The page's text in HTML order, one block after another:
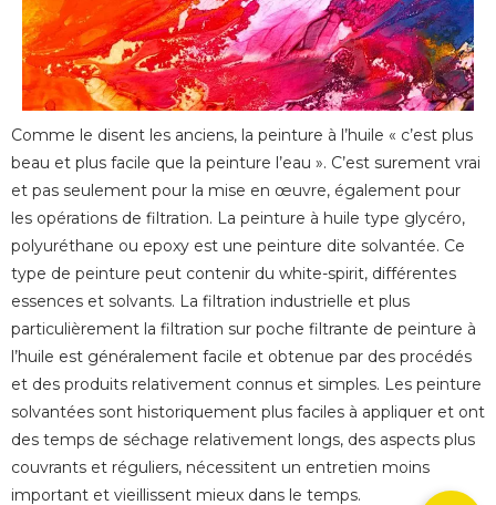
Comme le disent les anciens, la peinture à l’huile « c’est plus
beau et plus facile que la peinture l’eau ». C’est surement vrai
et pas seulement pour la mise en œuvre, également pour
les opérations de filtration. La peinture à huile type glycéro,
polyuréthane ou epoxy est une peinture dite solvantée. Ce
type de peinture peut contenir du white-spirit, différentes
essences et solvants. La filtration industrielle et plus
particulièrement la filtration sur poche filtrante de peinture à
l’huile est généralement facile et obtenue par des procédés
et des produits relativement connus et simples. Les peinture
solvantées sont historiquement plus faciles à appliquer et ont
des temps de séchage relativement longs, des aspects plus
couvrants et réguliers, nécessitent un entretien moins
important et vieillissent mieux dans le temps.